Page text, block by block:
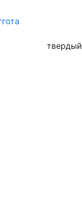
твердый